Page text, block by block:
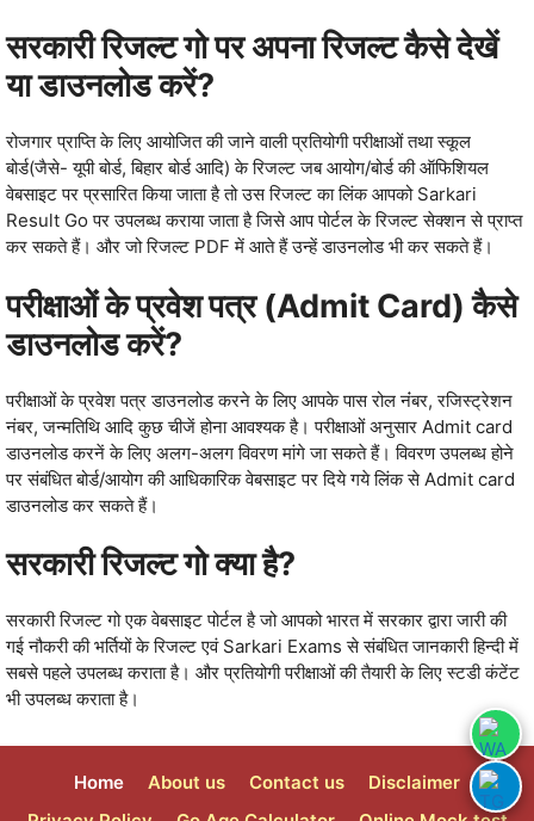
सरकारी रिजल्‍ट गो पर अपना रिजल्‍ट कैसे देखें
या डाउनलोड करें?
रोजगार प्राप्ति के लिए आयोजित की जाने वाली प्रतियोगी परीक्षाओं तथा स्‍कूल
बोर्ड(जैसे- यूपी बोर्ड, बिहार बोर्ड आदि) के रिजल्‍ट जब आयोग/बोर्ड की ऑफिशियल
वेबसाइट पर प्रसारित किया जाता है तो उस रिजल्‍ट का लिंक आपको Sarkari
Result Go पर उपलब्‍ध कराया जाता है जिसे आप पोर्टल के रिजल्‍ट सेक्‍शन से प्राप्‍त
कर सकते हैं। और जो रिजल्‍ट PDF में आते हैं उन्‍हें डाउनलोड भी कर सकते हैं।
परीक्षाओं के प्रवेश पत्र (Admit Card) कैसे
डाउनलोड करें?
परीक्षाओं के प्रवेश पत्र डाउनलोड करने के लिए आपके पास रोल नंंबर, रजिस्‍ट्रेशन
नंबर, जन्‍मतिथि आदि कुछ चीजें होना आवश्‍यक है। परीक्षाओं अनुसार Admit card
डाउनलोड करनें के लिए अलग-अलग विवरण मांगे जा सकते हैं। विवरण उपलब्‍ध होने
पर संबंधित बोर्ड/आयोग की आधिकारिक वेबसाइट पर दिये गये लिंक से Admit card
डाउनलोड कर सकते हैं।
सरकारी रिजल्‍ट गो क्‍या है?
सरकारी रिजल्‍ट गो एक वेबसाइट पोर्टल है जो आपको भारत में सरकार द्वारा जारी की
गई नौकरी की भर्तियों के रिजल्‍ट एवं Sarkari Exams से संबंधित जानकारी हिन्‍दी में
सबसे पहले उपलब्‍ध कराता है। और प्रतियोगी परीक्षाओं की तैयारी के लिए स्‍टडी कंटेंट
भी उपलब्‍ध कराता है।
Home About us Contact us
Disclaimer